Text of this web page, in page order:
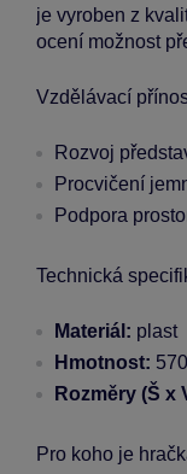
je vyroben z
ocení možnost
Vzdělávací
Rozvoj
Procvičení
Podpora
Technická
Materiál: plast
Hmotnost:
Rozměry (Š x
Pro koho je